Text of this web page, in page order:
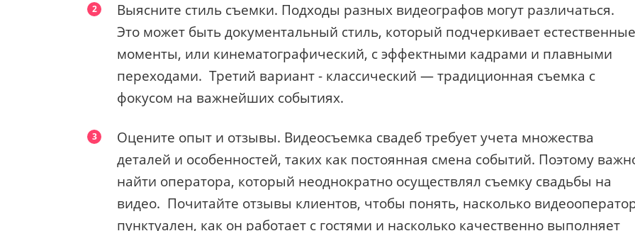
Выясните стиль съемки. Подходы разных видеографов могут различаться.
Это может быть документальный стиль, который подчеркивает естественные
моменты, или кинематографический, с эффектными кадрами и плавными
переходами. Третий вариант - классический — традиционная съемка с
фокусом на важнейших событиях.
Оцените опыт и отзывы. Видеосъемка свадеб требует учета множества
деталей и особенностей, таких как постоянная смена событий. Поэтому
найти оператора, который неоднократно осуществлял съемку свадьбы на
видео. Почитайте отзывы клиентов, чтобы понять, насколько
пунктуален, как он работает с гостями и насколько качественно выполняет